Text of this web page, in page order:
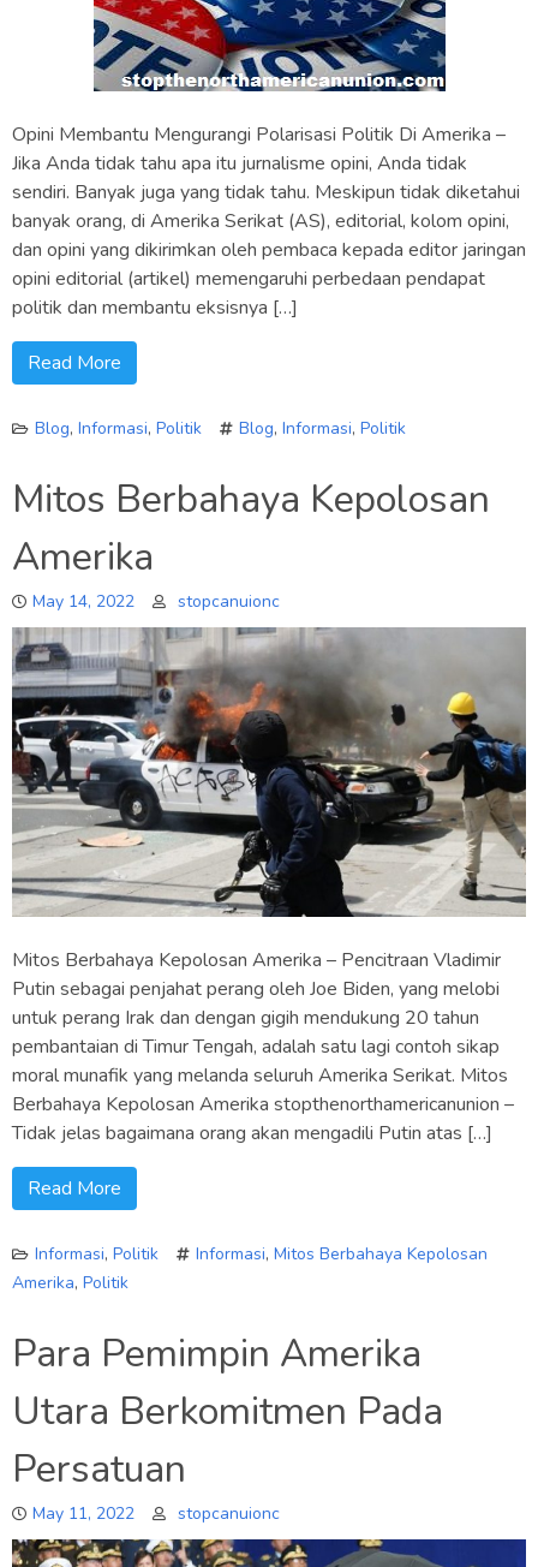
Opini Membantu Mengurangi Polarisasi Politik Di Amerika –
Jika Anda tidak tahu apa itu jurnalisme opini, Anda tidak
sendiri. Banyak juga yang tidak tahu. Meskipun tidak diketahui
banyak orang, di Amerika Serikat (AS), editorial, kolom opini,
dan opini yang dikirimkan oleh pembaca kepada editor jaringan
opini editorial (artikel) memengaruhi perbedaan pendapat
politik dan membantu eksisnya […]
Read More
Blog, Informasi, Politik Blog, Informasi, Politik
Mitos Berbahaya Kepolosan
Amerika
May 14, 2022 stopcanuionc
Mitos Berbahaya Kepolosan Amerika – Pencitraan Vladimir
Putin sebagai penjahat perang oleh Joe Biden, yang melobi
untuk perang Irak dan dengan gigih mendukung 20 tahun
pembantaian di Timur Tengah, adalah satu lagi contoh sikap
moral munafik yang melanda seluruh Amerika Serikat. Mitos
Berbahaya Kepolosan Amerika stopthenorthamericanunion –
Tidak jelas bagaimana orang akan mengadili Putin atas […]
Read More
Informasi, Politik Informasi, Mitos Berbahaya Kepolosan
Amerika, Politik
Para Pemimpin Amerika
Utara Berkomitmen Pada
Persatuan
May 11, 2022 stopcanuionc